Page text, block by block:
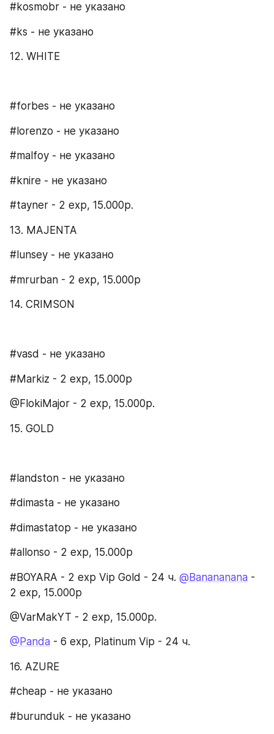
#kosmobr - не указано
#ks - не указано
12. WHITE
#forbes - не указано
#lorenzo - не указано
#malfoy - не указано
#knire - не указано
#tayner - 2 exp, 15.000p.
13. MAJENTA​
#lunsey - не указано
#mrurban - 2 exp, 15.000р
14. CRIMSON
#vasd - не указано
#Markiz - 2 exp, 15.000p
@FlokiMajor - 2 exp, 15.000p.
15. GOLD
#landston - не указано
#dimasta - не указано
#dimastatop - не указано
#allonso - 2 exp, 15.000p
#BOYARA - 2 exp Vip Gold - 24 ч. @Banananana -
2 exp, 15.000p
@VarMakYT - 2 exp, 15.000p.
@Panda - 6 exp, Platinum Vip - 24 ч.
16. AZURE​
#cheap - не указано
#burunduk - не указано